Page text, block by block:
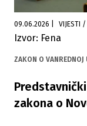
09.06.2026
Izvor: Fena
ZAKON O VANREDNOJ
zakona o